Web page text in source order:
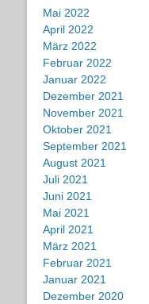
Mai 2022
April 2022
März 2022
Februar 2022
Januar 2022
Dezember 2021
November 2021
Oktober 2021
September 2021
August 2021
Juli 2021
Juni 2021
Mai 2021
April 2021
März 2021
Februar 2021
Januar 2021
Dezember 2020